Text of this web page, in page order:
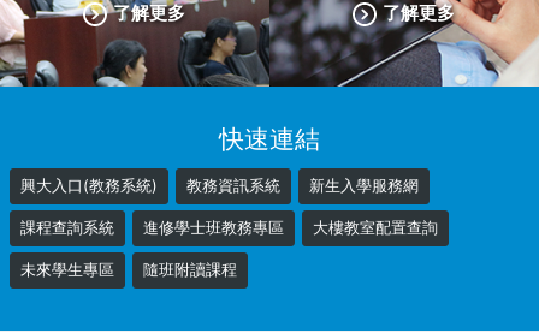
了解更多 了解更多
快速連結
興大入口(教務系統) 教務資訊系統 新生入學服務網
課程查詢系統 進修學士班教務專區 大樓教室配置查詢
未來學生專區 隨班附讀課程